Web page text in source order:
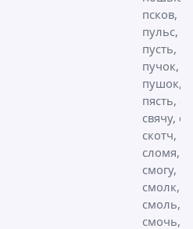
псков,
пульс,
пусть,
пучок,
пушок,
пясть,
свячу,
скотч,
сломя,
смогу,
смолк,
смоль,
смочь,